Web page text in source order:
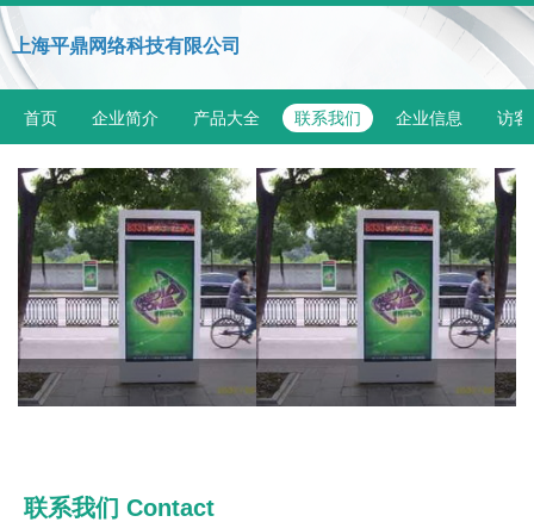
上海平鼎网络科技有限公司
首页 企业简介 产品大全 联系我们 企业信息 访客
联系我们 Contact